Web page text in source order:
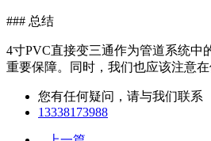
### 总结
4寸PVC直接变三通作为管道系统中
重要保障。同时，我们也应该注意
您有任何疑问，请与我们联系
13338173988